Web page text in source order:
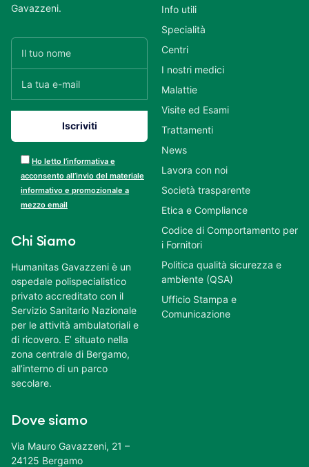
Gavazzeni.
Ho letto l’informativa e
acconsento all’invio del materiale
informativo e promozionale a
mezzo email
Chi Siamo
Humanitas Gavazzeni è un
ospedale polispecialistico
privato accreditato con il
Servizio Sanitario Nazionale
per le attività ambulatoriali e
di ricovero. E’ situato nella
zona centrale di Bergamo,
all’interno di un parco
secolare.
Dove siamo
Via Mauro Gavazzeni, 21 –
24125 Bergamo
Info utili
Specialità
Centri
I nostri medici
Malattie
Visite ed Esami
Trattamenti
News
Lavora con noi
Società trasparente
Etica e Compliance
Codice di Comportamento per
i Fornitori
Politica qualità sicurezza e
ambiente (QSA)
Ufficio Stampa e
Comunicazione